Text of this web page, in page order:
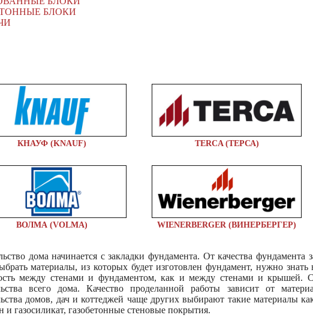
БЛОКИ
КНАУФ (KNAUF) TERCA (ТЕРСА)
ВОЛМА (VOLMA) WIENERBERGER (ВИНЕРБЕРГЕР)
дома начинается с закладки фундамента. От качества фундамента
материалы, из которых будет изготовлен фундамент, нужно
между стенами и фундаментом, как и между стенами и крышей.
всего дома. Качество проделанной работы зависит от
домов, дач и коттеджей чаще других выбирают такие материалы
и газосиликат, газобетонные стеновые покрытия.